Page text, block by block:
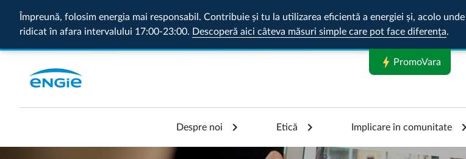
Împreună, folosim energia mai responsabil. Contribuie și tu la utilizarea eficientă a energiei și, acolo
ridicat în afara intervalului 17:00-23:00. Descoperă aici câteva măsuri simple care pot face diferența.
Despre noi Etică Implicare în comunitate
bolt PromoVara